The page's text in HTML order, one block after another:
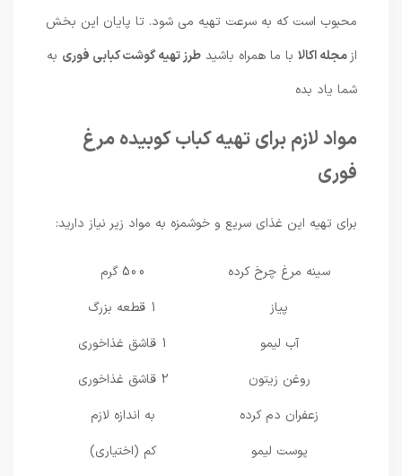
محبوب است که به سرعت تهیه می شود. تا پایان این بخش
مجله اکالابا ما همراه باشید طرز تهیه گوشت کبابی فوریبه
شما یاد بده
مواد لازم برای تهیه کباب کوبیده مرغ
فوری
برای تهیه این غذای سریع و خوشمزه به مواد زیر نیاز دارید:
سینه مرغ چرخ کرده
آب لیمو
روغن زیتون
زعفران دم کرده
به اندازه لازم
پوست لیمو
کم (اختیاری)